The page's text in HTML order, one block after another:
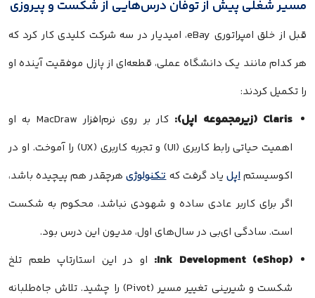
مسیر شغلی پیش از توفان درس‌هایی از شکست و پیروزی
قبل از خلق امپراتوری eBay، امیدیار در سه شرکت کلیدی کار کرد که
هر کدام مانند یک دانشگاه عملی، قطعه‌ای از پازل موفقیت آینده او
را تکمیل کردند:
Claris (زیرمجموعه اپل):
کار بر روی نرم‌افزار MacDraw به او
اهمیت حیاتی رابط کاربری (UI) و تجربه کاربری (UX) را آموخت. او در
اکوسیستماپل یاد گرفت کهتکنولوژیهرچقدر هم پیچیده باشد،
اگر برای کاربر عادی ساده و شهودی نباشد، محکوم به شکست
است. سادگی ای‌بی در سال‌های اول، مدیون این درس بود.
Ink Development (eShop):
او در این استارتاپ طعم تلخ
شکست و شیرینی تغییر مسیر (Pivot) را چشید. تلاش جاه‌طلبانه